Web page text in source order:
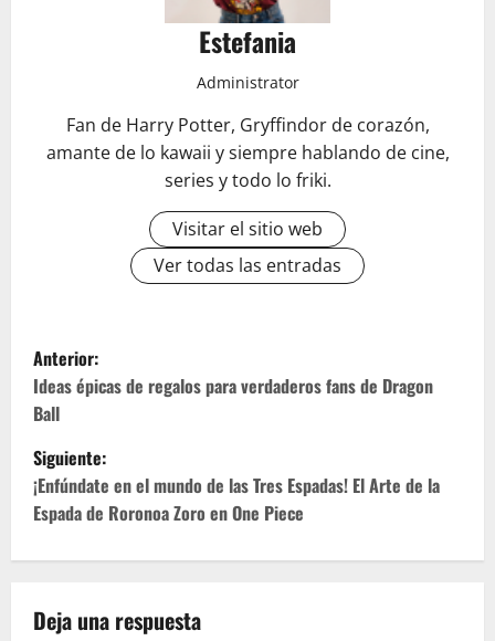
Estefania
Administrator
Fan de Harry Potter, Gryffindor de corazón,
amante de lo kawaii y siempre hablando de cine,
series y todo lo friki.
Visitar el sitio web
Ver todas las entradas
N
a
v
e
g
c
Anterior:
Ideas épicas de regalos para verdaderos fans de Dragon
Ball
Siguiente:
¡Enfúndate en el mundo de las Tres Espadas! El Arte de la
Espada de Roronoa Zoro en One Piece
Deja una respuesta